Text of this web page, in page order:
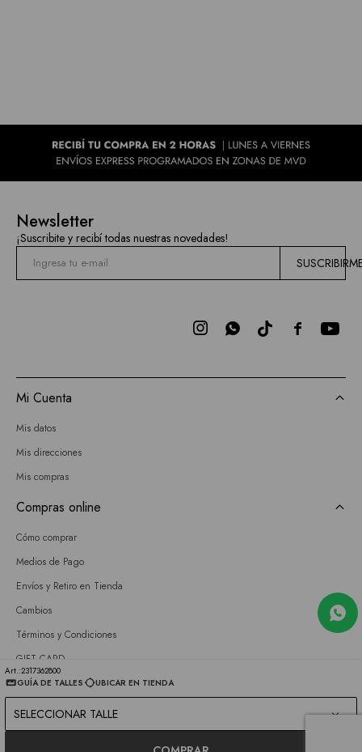
2317362800
GUÍA DE TALLES
UBICAR EN TIENDA
SELECCIONAR TALLE
Newsletter
¡Suscribite y recibí todas nuestras novedades!

 
Mi Cuenta
Mis datos
Mis direcciones
Mis compras
Compras online
Cómo comprar
Medios de Pago
Envíos y Retiro en Tienda
Cambios
Términos y Condiciones
GIFT CARD
Empresa
Sobre nosotros